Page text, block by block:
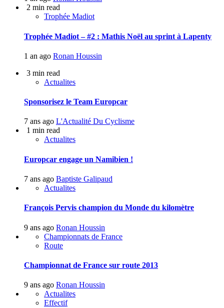
2 min read
Trophée Madiot
Trophée Madiot – #2 : Mathis Noël au sprint à Lapenty
1 an ago Ronan Houssin
3 min read
Actualites
Sponsorisez le Team Europcar
7 ans ago L'Actualité Du Cyclisme
1 min read
Actualites
Europcar engage un Namibien !
7 ans ago Baptiste Galipaud
Actualites
François Pervis champion du Monde du kilomètre
9 ans ago Ronan Houssin
Championnats de France
Route
Championnat de France sur route 2013
9 ans ago Ronan Houssin
Actualites
Effectif